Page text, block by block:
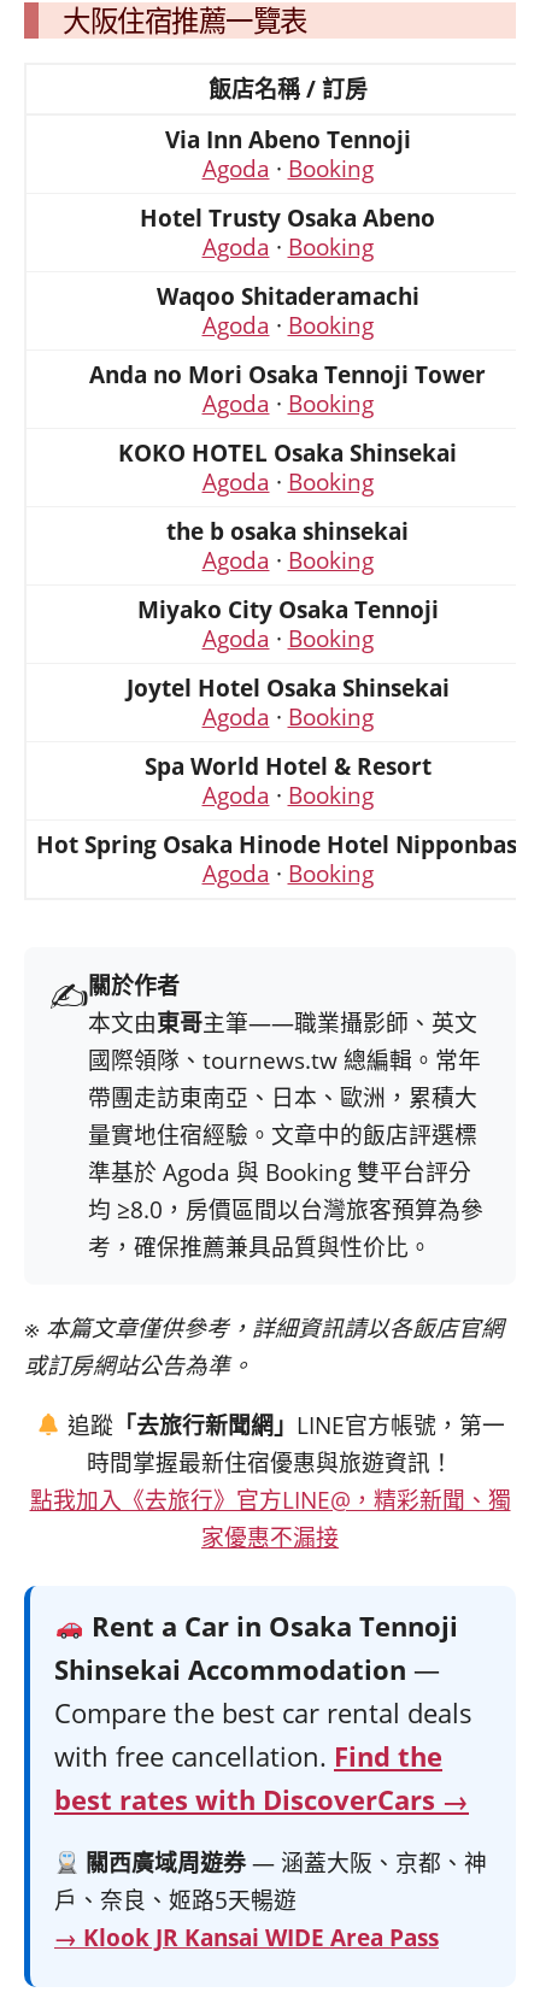
大阪住宿推薦一覽表
飯店名稱 / 訂房
Via Inn Abeno Tennoji
Agoda · Booking
Hotel Trusty Osaka Abeno
Agoda · Booking
Waqoo Shitaderamachi
Agoda · Booking
Anda no Mori Osaka Tennoji Tower
Agoda · Booking
KOKO HOTEL Osaka Shinsekai
Agoda · Booking
the b osaka shinsekai
Agoda · Booking
Miyako City Osaka Tennoji
Agoda · Booking
Joytel Hotel Osaka Shinsekai
Agoda · Booking
Spa World Hotel & Resort
Agoda · Booking
Hot Spring Osaka Hinode Hotel Nipponbashi
Agoda · Booking
✍️關於作者
本文由東哥主筆——職業攝影師、英文
國際領隊、tournews.tw 總編輯。常年
帶團走訪東南亞、日本、歐洲，累積大
量實地住宿經驗。文章中的飯店評選標
準基於 Agoda 與 Booking 雙平台評分
均 ≥8.0，房價區間以台灣旅客預算為參
考，確保推薦兼具品質與性价比。
※ 本篇文章僅供參考，詳細資訊請以各飯店官網
或訂房網站公告為準。
追蹤 「去旅行新聞網」 LINE官方帳號，第一
時間掌握最新住宿優惠與旅遊資訊！
點我加入《去旅行》官方LINE@，精彩新聞、獨
家優惠不漏接
Rent a Car in Osaka Tennoji
Shinsekai Accommodation —
Compare the best car rental deals
with free cancellation. Find the
best rates with DiscoverCars →
關西廣域周遊券— 涵蓋大阪、京都、神
戶、奈良、姬路5天暢遊
→ Klook JR Kansai WIDE Area Pass